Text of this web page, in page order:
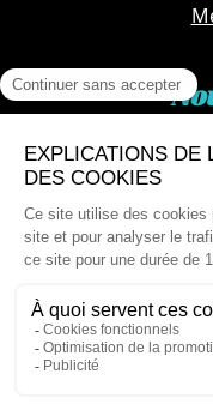
Via email :